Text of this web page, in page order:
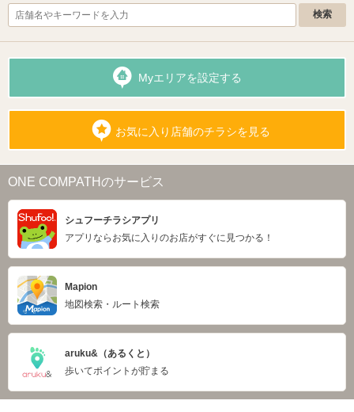
Myエリアを設定する
お気に入り店舗のチラシを見る
ONE COMPATHのサービス
シュフーチラシアプリ
アプリならお気に入りのお店がすぐに見つかる！
Mapion
地図検索・ルート検索
aruku&（あるくと）
歩いてポイントが貯まる